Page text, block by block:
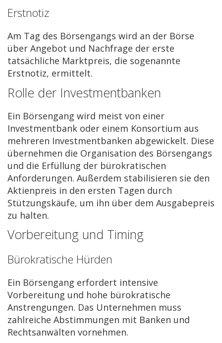
Erstnotiz
Am Tag des Börsengangs wird an der Börse
über Angebot und Nachfrage der erste
tatsächliche Marktpreis, die sogenannte
Erstnotiz, ermittelt.
Rolle der Investmentbanken
Ein Börsengang wird meist von einer
Investmentbank oder einem Konsortium aus
mehreren Investmentbanken abgewickelt. Diese
übernehmen die Organisation des Börsengangs
und die Erfüllung der bürokratischen
Anforderungen. Außerdem stabilisieren sie den
Aktienpreis in den ersten Tagen durch
Stützungskäufe, um ihn über dem Ausgabepreis
zu halten.
Vorbereitung und Timing
Bürokratische Hürden
Ein Börsengang erfordert intensive
Vorbereitung und hohe bürokratische
Anstrengungen. Das Unternehmen muss
zahlreiche Abstimmungen mit Banken und
Rechtsanwälten vornehmen.